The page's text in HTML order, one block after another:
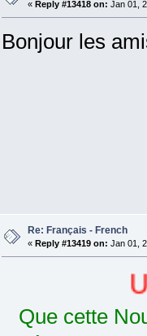
« Reply #13418 on: Jan 01,
Bonjour les
Re: Français - French
« Reply #13419 on: Jan 01,
Que cette